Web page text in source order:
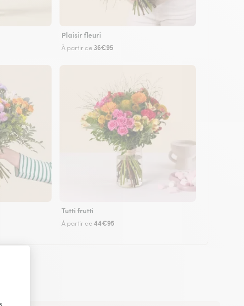
Plaisir fleuri
À partir de 36€95
Tutti frutti
À partir de44€95